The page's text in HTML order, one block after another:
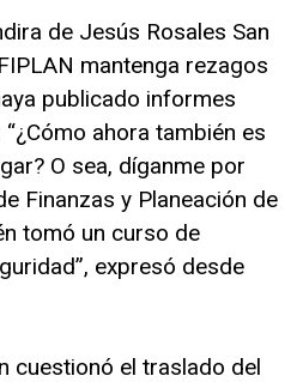
de Jesús Rosales San
mantenga rezagos
publicado informes
ahora también es
O sea, díganme por
Finanzas y Planeación de
tomó un curso de
expresó desde
cuestionó el traslado del